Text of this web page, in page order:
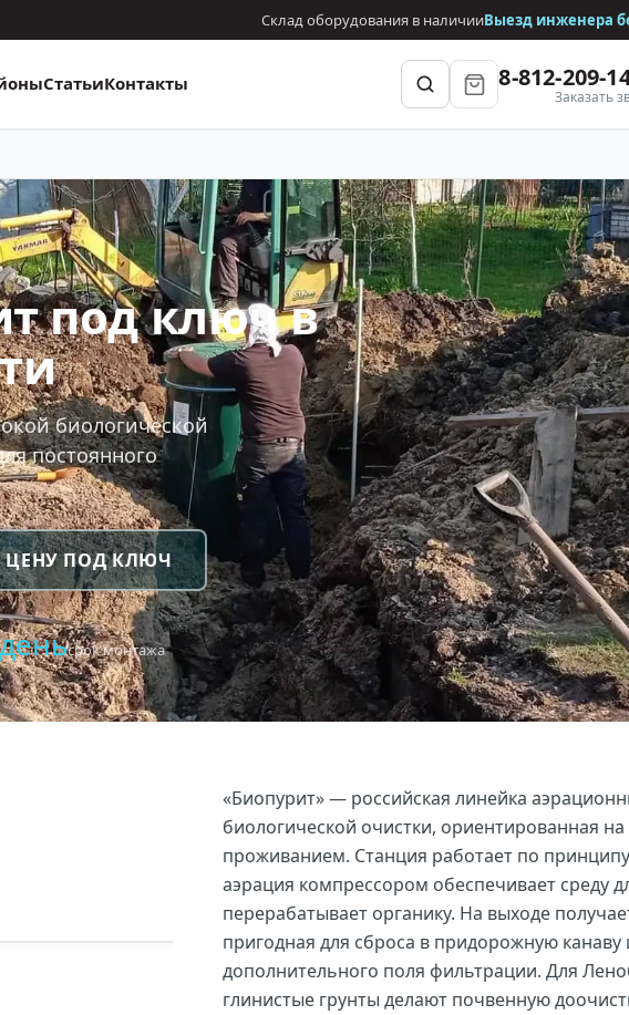
Склад оборудования в наличииВыезд инженера
СтатьиКонтакты 8-812-209-
Заказать
под ключ в
биологической
постоянного
ЦЕНУ ПОД КЛЮЧ
срок монтажа
«Биопурит» — российская линейка
биологической очистки, ориентированная
проживанием. Станция работает по
аэрация компрессором обеспечивает среду
перерабатывает органику. На выходе
пригодная для сброса в придорожную канаву
дополнительного поля фильтрации. Для
глинистые грунты делают почвенную